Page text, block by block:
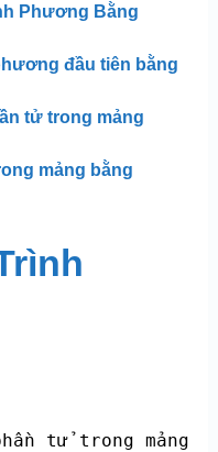
Phương Bằng
đầu tiên bằng
tử trong mảng
mảng bằng
tử trong mảng